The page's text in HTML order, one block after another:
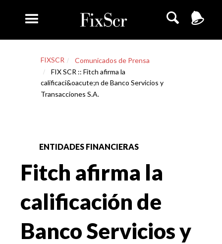
FIXSCR
Comunicados de Prensa
FIX SCR :: Fitch afirma la
calificaci&oacute;n de Banco Servicios y
Transacciones S.A.
ENTIDADES FINANCIERAS
Fitch afirma la
calificación de
Banco Servicios y